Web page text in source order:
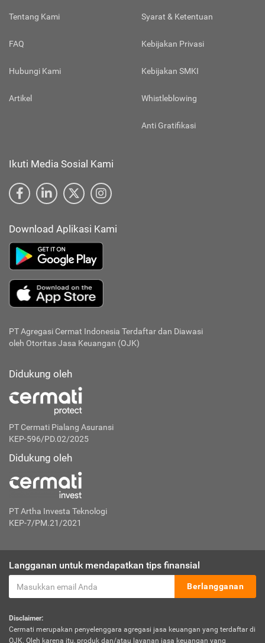
Tentang Kami
FAQ
Hubungi Kami
Artikel
Syarat & Ketentuan
Kebijakan Privasi
Kebijakan SMKI
Whistleblowing
Anti Gratifikasi
Ikuti Media Sosial Kami
Download Aplikasi Kami
PT Agregasi Cermat Indonesia Terdaftar dan Diawasi
oleh Otoritas Jasa Keuangan (OJK)
Didukung oleh
PT Cermati Pialang Asuransi
KEP-596/PD.02/2025
Didukung oleh
PT Artha Investa Teknologi
KEP-7/PM.21/2021
Langganan untuk mendapatkan tips finansial
Berlangganan
Disclaimer:
Cermati merupakan penyelenggara agregasi jasa keuangan yang terdaftar di
OJK. Oleh karena itu, produk dan/atau layanan jasa keuangan yang